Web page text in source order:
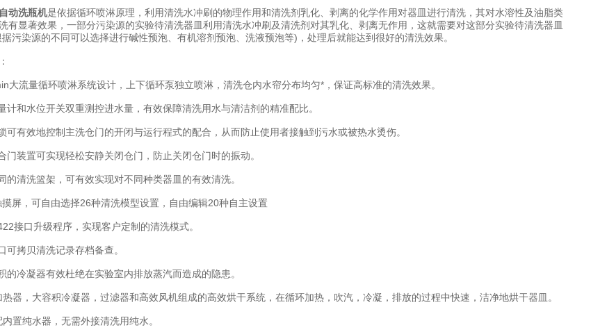
动洗瓶机是依据循环喷淋原理，利用清洗水冲刷的物理作用和清洗剂乳化、剥离的化学作用对器皿进行清洗，其对水溶性及油脂类
有显著效果，一部分污染源的实验待清洗器皿利用清洗水冲刷及清洗剂对其乳化、剥离无作用，这就需要对这部分实验待清洗器皿
污染源的不同可以选择进行碱性预泡、有机溶剂预泡、洗液预泡等)，处理后就能达到很好的清洗效果。
流量循环喷淋系统设计，上下循环泵独立喷淋，清洗仓内水帘分布均匀*，保证高标准的清洗效果。
和水位开关双重测控进水量，有效保障清洗用水与清洁剂的精准配比。
有效地控制主洗仓门的开闭与运行程式的配合，从而防止使用者接触到污水或被热水烫伤。
装置可实现轻松安静关闭仓门，防止关闭仓门时的振动。
清洗篮架，可有效实现对不同种类器皿的有效清洗。
，可自由选择26种清洗模型设置，自由编辑20种自主设置
口升级程序，实现客户定制的清洗模式。
拷贝清洗记录存档备查。
冷凝器有效杜绝在实验室内排放蒸汽而造成的隐患。
，大容积冷凝器，过滤器和高效风机组成的高效烘干系统，在循环加热，吹汽，冷凝，排放的过程中快速，洁净地烘干器皿。
纯水器，无需外接清洗用纯水。